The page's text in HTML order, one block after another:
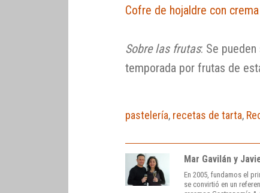
Cofre de hojaldre con
Sobre las frutas: Se
temporada por frutas de
pastelería, recetas de tarta,
Mar Gavilán y
En 2005, fundamos el
se convirtió en un